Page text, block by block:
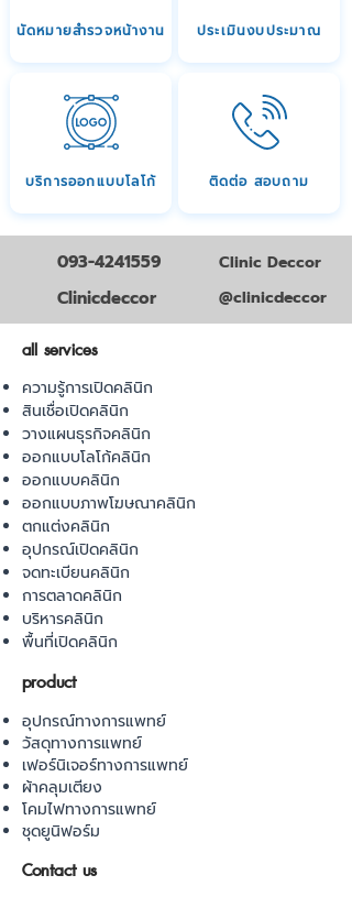
นัดหมายสำรวจหน้างาน ประเมินงบประมาณ
บริการออกแบบโลโก้ ติดต่อ สอบถาม
093-4241559
Clinicdeccor
Clinic Deccor
@clinicdeccor
all services
ความรู้การเปิดคลินิก
สินเชื่อเปิดคลินิก
วางแผนธุรกิจคลินิก
ออกแบบโลโก้คลินิก
ออกแบบคลินิก
ออกแบบภาพโฆษณาคลินิก
ตกแต่งคลินิก
อุปกรณ์เปิดคลินิก
จดทะเบียนคลินิก
การตลาดคลินิก
บริหารคลินิก
พื้นที่เปิดคลินิก
product
อุปกรณ์ทางการแพทย์
วัสดุทางการแพทย์
เฟอร์นิเจอร์ทางการแพทย์
ผ้าคลุมเตียง
โคมไฟทางการแพทย์
ชุดยูนิฟอร์ม
Contact us